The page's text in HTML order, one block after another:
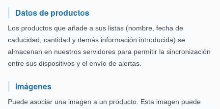
Datos de productos
Los productos que añade a sus listas (nombre, fecha de
caducidad, cantidad y demás información introducida) se
almacenan en nuestros servidores para permitir la sincronización
entre sus dispositivos y el envío de alertas.
Imágenes
Puede asociar una imagen a un producto. Esta imagen puede